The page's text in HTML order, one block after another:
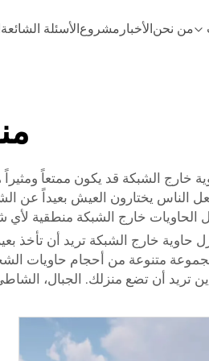
من نحنالأخبار مشروعالأسئلة الشائعة
خارج الشبكة قد يكون ممتعاً
الناس يختارون العيش بعيداً عن
الحاويات خارج الشبكة منطقية
حاوية خارج الشبكة تريد أن تأخذ
متنوعة من أحجام حاويات
تريد أن تضع منزلك. الجبال،